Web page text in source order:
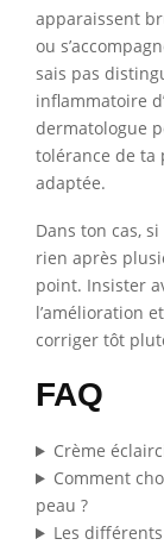
apparaissent
ou
sais pas
inflammatoire
dermatologue
tolérance de ta
adaptée.
Dans ton cas,
rien après
point. Insister
l’amélioration
corriger tôt
FAQ
Crème
Comment
peau ?
Les